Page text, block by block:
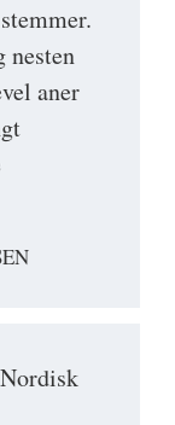
nesten
aner